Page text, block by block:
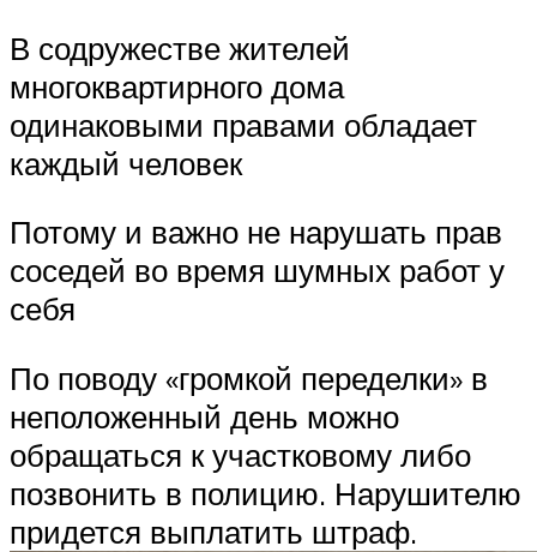
В содружестве жителей
многоквартирного дома
одинаковыми правами обладает
каждый человек
Потому и важно не нарушать прав
соседей во время шумных работ у
себя
По поводу «громкой переделки» в
неположенный день можно
обращаться к участковому либо
позвонить в полицию. Нарушителю
придется выплатить штраф.